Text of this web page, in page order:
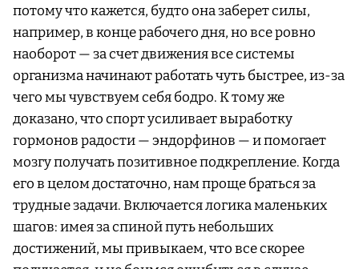
потому что кажется, будто она заберет силы,
например, в конце рабочего дня, но все ровно
наоборот — за счет движения все системы
организма начинают работать чуть быстрее, из-за
чего мы чувствуем себя бодро. К тому же
доказано, что спорт усиливает выработку
гормонов радости — эндорфинов — и помогает
мозгу получать позитивное подкрепление. Когда
его в целом достаточно, нам проще браться за
трудные задачи. Включается логика маленьких
шагов: имея за спиной путь небольших
достижений, мы привыкаем, что все скорее